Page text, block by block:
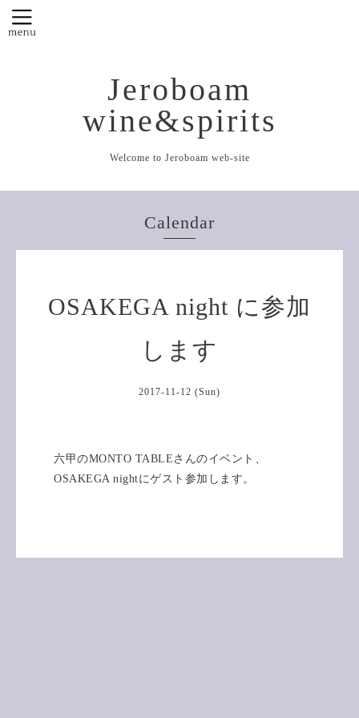
Jeroboam
wine&spirits
Welcome to Jeroboam web-site
Calendar
OSAKEGA night に参加
します
2017-11-12 (Sun)
六甲のMONTO TABLEさんのイベント、
OSAKEGA nightにゲスト参加します。